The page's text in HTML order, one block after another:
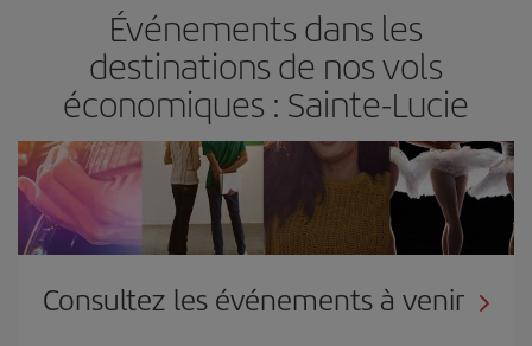
Événements dans les
destinations de nos vols
économiques : Sainte-Lucie
Consultez les événements à venir